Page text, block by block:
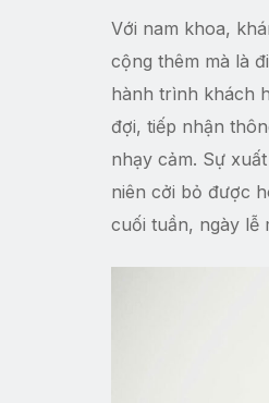
Với nam khoa,
cộng thêm mà là
hành trình khách
đợi, tiếp nhận
nhạy cảm. Sự
niên cởi bỏ được
cuối tuần, ngày lễ